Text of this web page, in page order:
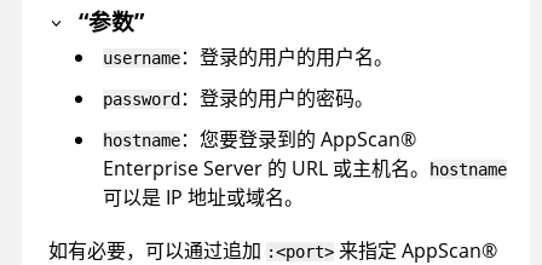
“参数”
username：登录的用户的用户名。
password ：登录的用户的密码。
hostname：您要登录到的 AppScan®
Enterprise Server 的 URL 或主机名。 hostname
可以是 IP 地址或域名。
如有必要，可以通过追加 :<port> 来指定 AppScan®